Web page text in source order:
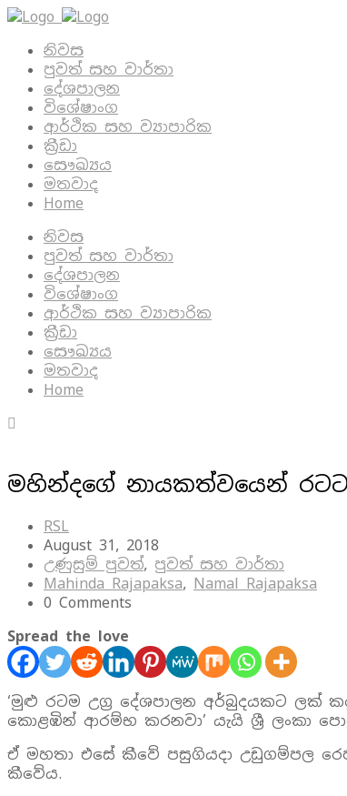
නිවස
පුවත් සහ වාර්තා
දේශපාලන
විශේෂාංග
ආර්ථික සහ ව්‍යාපාරික
ක්‍රීඩා
සෞඛ්‍යය
මතවාද
Home
නිවස
පුවත් සහ වාර්තා
දේශපාලන
විශේෂාංග
ආර්ථික සහ ව්‍යාපාරික
ක්‍රීඩා
සෞඛ්‍යය
මතවාද
Home
මහින්දගේ නායකත්වයෙන්
RSL
August 31, 2018
උණුසුම් පුවත්, පුවත් සහ වාර්තා
Mahinda Rajapaksa, Namal Rajapaksa
0 Comments
Spread the love
‘මුළු රටම උග්‍ර දේශපාලන අර්බුදයකට ලක්
කොළඹින් ආරම්භ කරනවා’ යැයි ශ්‍රී ලංකා
ඒ මහතා එසේ කීවේ පසුගියදා උඩුගම්පල
කීවේය.